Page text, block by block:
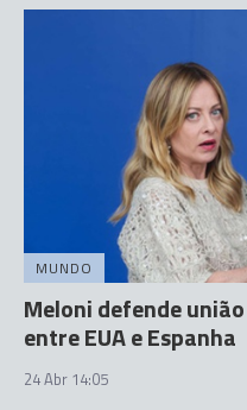
MUNDO
Meloni defende
entre EUA e Espanha
24 Abr 14:05